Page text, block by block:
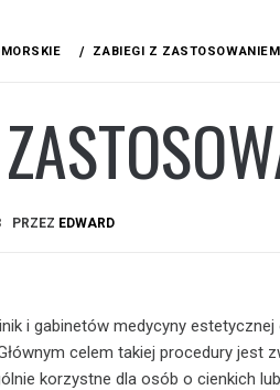
ZABIEGI Z
PRZEZ EDWARD
i gabinetów medycyny
celem takiej procedury jest
korzystne dla osób o cienkich